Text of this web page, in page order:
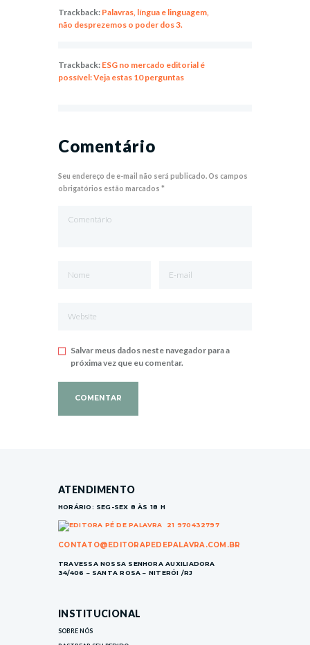
Trackback: Palavras, língua e linguagem,
não desprezemos o poder dos 3.
Trackback: ESG no mercado editorial é
possível: Veja estas 10 perguntas
Comentário
Seu endereço de e-mail não será publicado. Os campos
obrigatórios estão marcados *
Salvar meus dados neste navegador para a
próxima vez que eu comentar.
ATENDIMENTO
HORÁRIO: SEG-SEX 8 ÀS 18 H
21 970432797
CONTATO@EDITORAPEDEPALAVRA.COM.BR
TRAVESSA NOSSA SENHORA AUXILIADORA
34/406 – SANTA ROSA – NITERÓI /RJ
INSTITUCIONAL
SOBRE NÓS